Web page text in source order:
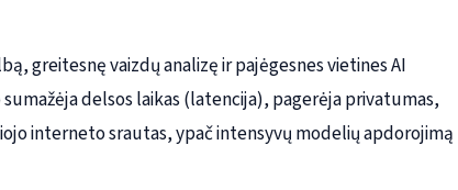
greitesnę vaizdų analizę ir pajėgesnes vietines AI
delsos laikas (latencija), pagerėja privatumas,
interneto srautas, ypač intensyvų modelių apdorojimą